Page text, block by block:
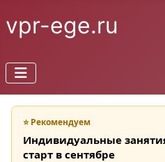
vpr-ege.ru
⭐ Рекомендуем
Индивидуальные
старт в сентябре